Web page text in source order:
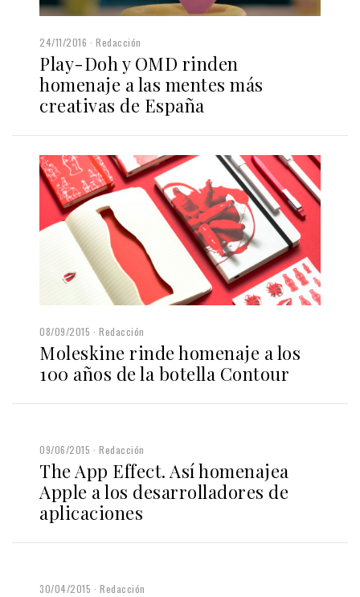
24/11/2016 Redacción
Play-Doh y OMD rinden
homenaje a las mentes más
creativas de España
08/09/2015 Redacción
Moleskine rinde homenaje a los
100 años de la botella Contour
09/06/2015 Redacción
The App Effect. Así homenajea
Apple a los desarrolladores de
aplicaciones
30/04/2015 Redacción